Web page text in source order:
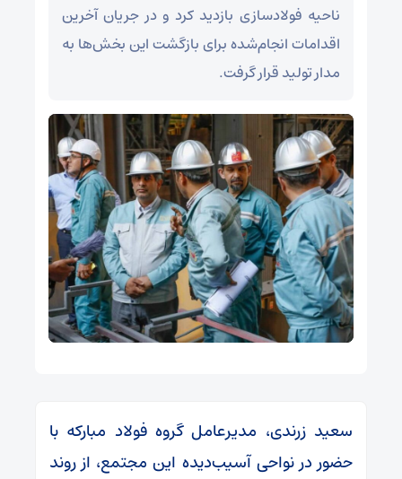
ناحیه فولادسازی بازدید کرد و در جریان آخرین
اقدامات انجام‌شده برای بازگشت این بخش‌ها به
مدار تولید قرار گرفت.
سعید زرندی، مدیرعامل گروه فولاد مبارکه با
حضور در نواحی آسیب‌دیده این مجتمع، از روند